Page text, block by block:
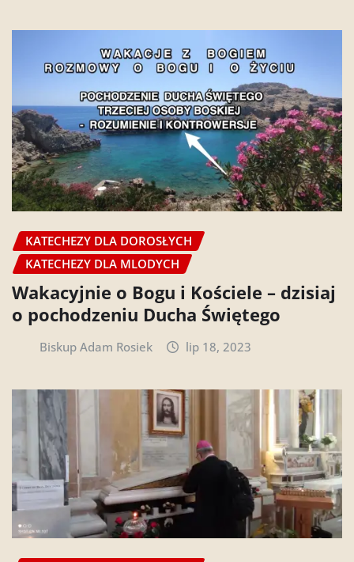
KATECHEZY DLA DOROSŁYCH
KATECHEZY DLA MLODYCH
Wakacyjnie o Bogu i Kościele – dzisiaj
o pochodzeniu Ducha Świętego
Biskup Adam Rosiek lip 18, 2023